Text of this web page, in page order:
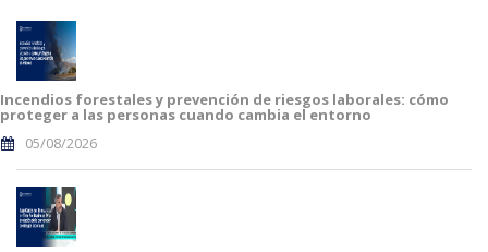
Incendios forestales y prevención de riesgos laborales: cómo
proteger a las personas cuando cambia el entorno
05/08/2026